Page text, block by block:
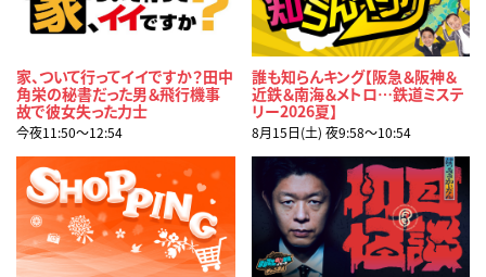
家、ついて行ってイイですか？田中
角栄の秘書だった男＆飛行機事
故で彼女失った力士
今夜11:50〜12:54
誰も知らんキング【阪急＆阪神＆
近鉄＆南海＆メトロ…鉄道ミステ
リー2026夏】
8月15日(土) 夜9:58〜10:54